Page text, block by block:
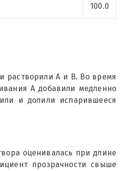
100.0
растворили А и В. Во время
А добавили медленно
и долили испарившееся
оценивалась при длине
прозрачности свыше